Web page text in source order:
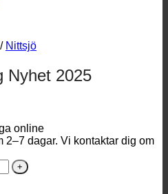
/ Nittsjö
Nyhet 2025
online
2–7 dagar. Vi kontaktar dig om